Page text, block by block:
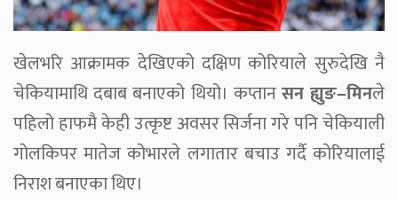
खेलभरि आक्रामक देखिएको दक्षिण कोरियाले सुरुदेखि नै
चेकियामाथि दबाब बनाएको थियो। कप्तानसन ह्युङ–मिनले
पहिलो हाफमै केही उत्कृष्ट अवसर सिर्जना गरे पनि चेकियाली
गोलकिपर मातेज कोभारले लगातार बचाउ गर्दै कोरियालाई
निराश बनाएका थिए।